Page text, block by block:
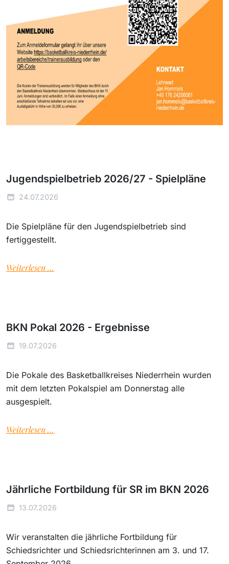
Jugendspielbetrieb 2026/27 - Spielpläne
24.07.2026
Die Spielpläne für den Jugendspielbetrieb sind
fertiggestellt.
Weiterlesen …
BKN Pokal 2026 - Ergebnisse
19.07.2026
Die Pokale des Basketballkreises Niederrhein wurden
mit dem letzten Pokalspiel am Donnerstag alle
ausgespielt.
Weiterlesen …
Jährliche Fortbildung für SR im BKN 2026
13.07.2026
Wir veranstalten die jährliche Fortbildung für
Schiedsrichter und Schiedsrichterinnen am 3. und 17.